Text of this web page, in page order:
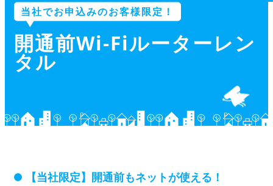
当社でお申込みのお客様限定！
開通前Wi-Fiルーターレン
タル
【当社限定】開通前もネットが使える！